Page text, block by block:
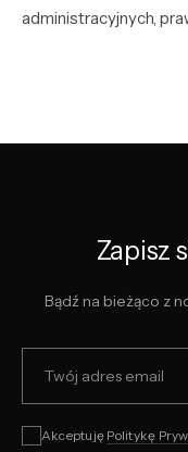
administracyjnych,
Zapisz
Bądź na bieżąco z
Akceptuję Politykę